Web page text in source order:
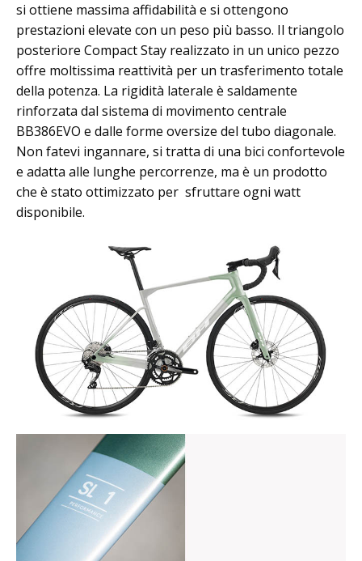
si ottiene massima affidabilità e si ottengono
prestazioni elevate con un peso più basso. Il triangolo
posteriore Compact Stay realizzato in un unico pezzo
offre moltissima reattività per un trasferimento totale
della potenza. La rigidità laterale è saldamente
rinforzata dal sistema di movimento centrale
BB386EVO e dalle forme oversize del tubo diagonale.
Non fatevi ingannare, si tratta di una bici confortevole
e adatta alle lunghe percorrenze, ma è un prodotto
che è stato ottimizzato per sfruttare ogni watt
disponibile.